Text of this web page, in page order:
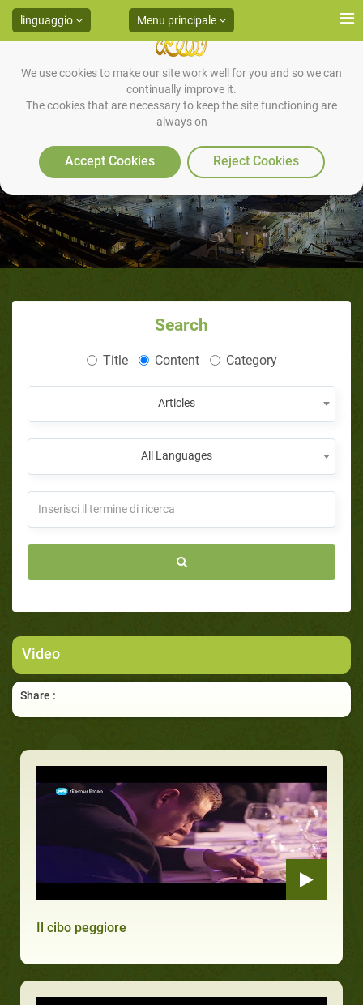
We use cookies to make our site work well for you and so we can
continually improve it.
The cookies that are necessary to keep the site functioning are
always on
Accept Cookies Reject Cookies
linguaggio Menu principale
Video
Search
Title Content Category
Articles
All Languages
Video
Share :
Il cibo peggiore